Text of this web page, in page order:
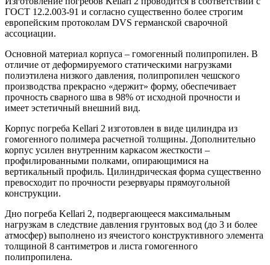
ГОСТ 12.2.003-91 и согласно существенно более строгим
европейским протоколам DVS германской сварочной
ассоциации.
Основной материал корпуса – гомогенный полипропилен. В
отличие от деформируемого статическими нагрузками
полиэтилена низкого давления, полипропилен чешского
производства прекрасно «держит» форму, обеспечивает
прочность сварного шва в 98% от исходной прочности и
имеет эстетичный внешний вид.
Корпус погреба Kellari 2 изготовлен в виде цилиндра из
гомогенного полимера расчетной толщины. Дополнительно
корпус усилен внутренним каркасом жесткости –
профилированными полками, опирающимися на
вертикальный профиль. Цилиндрическая форма существенно
превосходит по прочности резервуары прямоугольной
конструкции.
Дно погреба Kellari 2, подвергающееся максимальным
нагрузкам в следствие давления грунтовых вод (до 3 и более
атмосфер) выполнено из ячеистого конструктивного элемента
толщиной 8 сантиметров и листа гомогенного
полипропилена.